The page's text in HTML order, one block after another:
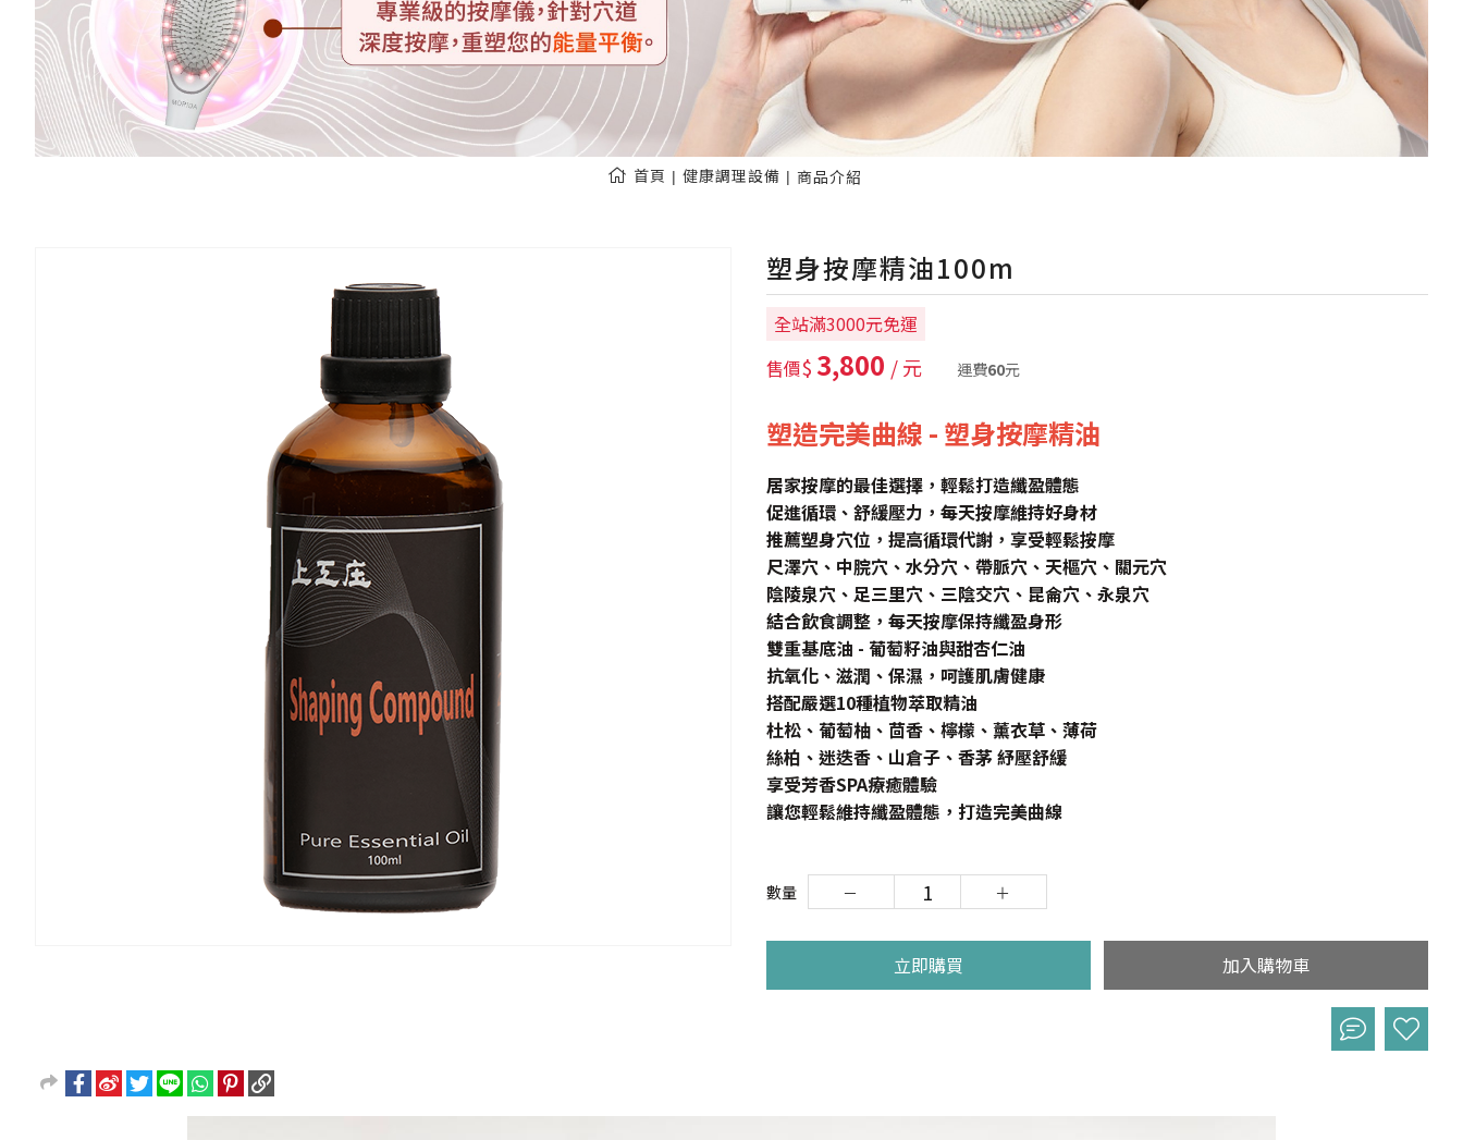
首頁 健康調理設備 商品介紹
塑身按摩精油100m
全站滿3000元免運
售價$ 3,800 / 元 運費60元
塑造完美曲線 - 塑身按摩精油
居家按摩的最佳選擇，輕鬆打造纖盈體態
促進循環、舒緩壓力，每天按摩維持好身材
推薦塑身穴位，提高循環代謝，享受輕鬆按摩
尺澤穴、中脘穴、水分穴、帶脈穴、天樞穴、關元穴
陰陵泉穴、足三里穴、三陰交穴、昆侖穴、永泉穴
結合飲食調整，每天按摩保持纖盈身形
雙重基底油 - 葡萄籽油與甜杏仁油
抗氧化、滋潤、保濕，呵護肌膚健康
搭配嚴選10種植物萃取精油
杜松、葡萄柚、茴香、檸檬、薰衣草、薄荷
絲柏、迷迭香、山倉子、香茅 紓壓舒緩
享受芳香SPA療癒體驗
讓您輕鬆維持纖盈體態，打造完美曲線
數量
立即購買 加入購物車